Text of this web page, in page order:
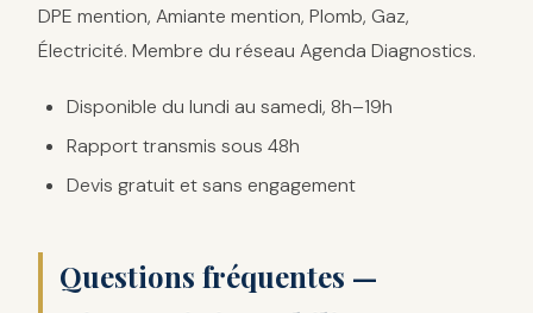
DPE mention, Amiante mention, Plomb, Gaz,
Électricité. Membre du réseau Agenda Diagnostics.
Disponible du lundi au samedi, 8h–19h
Rapport transmis sous 48h
Devis gratuit et sans engagement
Questions fréquentes —